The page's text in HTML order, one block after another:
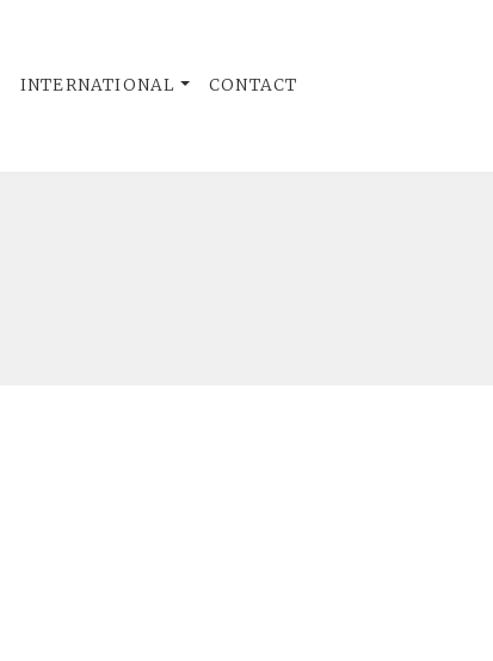
INTERNATIONAL CONTACT